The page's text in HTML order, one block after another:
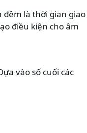
đêm là thời gian giao
điều kiện cho âm
vào số cuối các